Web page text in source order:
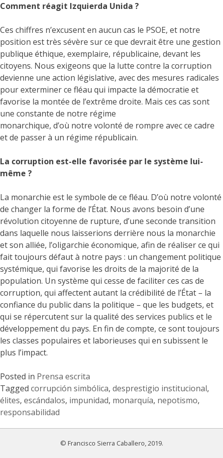
Comment réagit Izquierda Unida ?
Ces chiffres n’excusent en aucun cas le PSOE, et notre
position est très sévère sur ce que devrait être une gestion
publique éthique, exemplaire, républicaine, devant les
citoyens. Nous exigeons que la lutte contre la corruption
devienne une action législative, avec des mesures radicales
pour exterminer ce fléau qui impacte la démocratie et
favorise la montée de l’extrême droite. Mais ces cas sont
une constante de notre régime
monarchique, d’où notre volonté de rompre avec ce cadre
et de passer à un régime républicain.
La corruption est-elle favorisée par le système lui-
même ?
La monarchie est le symbole de ce fléau. D’où notre volonté
de changer la forme de l’État. Nous avons besoin d’une
révolution citoyenne de rupture, d’une seconde transition
dans laquelle nous laisserions derrière nous la monarchie
et son alliée, l’oligarchie économique, afin de réaliser ce qui
fait toujours défaut à notre pays : un changement politique
systémique, qui favorise les droits de la majorité de la
population. Un système qui cesse de faciliter ces cas de
corruption, qui affectent autant la crédibilité de l’État – la
confiance du public dans la politique – que les budgets, et
qui se répercutent sur la qualité des services publics et le
développement du pays. En fin de compte, ce sont toujours
les classes populaires et laborieuses qui en subissent le
plus l’impact.
Posted in Prensa escrita
Tagged corrupción simbólica, desprestigio institucional,
élites, escándalos, impunidad, monarquía, nepotismo,
responsabilidad
© Francisco Sierra Caballero, 2019.